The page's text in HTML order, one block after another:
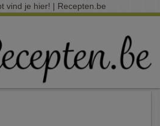
vind je hier! | Recepten.be